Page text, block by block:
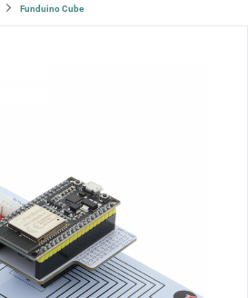
Funduino Cube